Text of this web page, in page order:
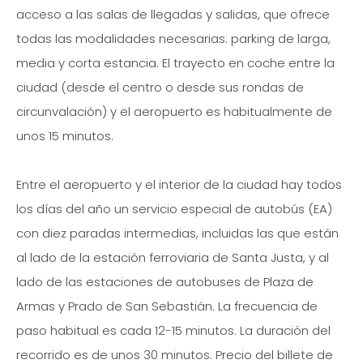
acceso a las salas de llegadas y salidas, que ofrece
todas las modalidades necesarias: parking de larga,
media y corta estancia. El trayecto en coche entre la
ciudad (desde el centro o desde sus rondas de
circunvalación) y el aeropuerto es habitualmente de
unos 15 minutos.
Entre el aeropuerto y el interior de la ciudad hay todos
los días del año un servicio especial de autobús (EA)
con diez paradas intermedias, incluidas las que están
al lado de la estación ferroviaria de Santa Justa, y al
lado de las estaciones de autobuses de Plaza de
Armas y Prado de San Sebastián. La frecuencia de
paso habitual es cada 12-15 minutos. La duración del
recorrido es de unos 30 minutos. Precio del billete de